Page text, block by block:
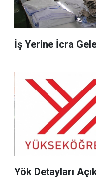
İş Yerine İcra
Yök Detayları